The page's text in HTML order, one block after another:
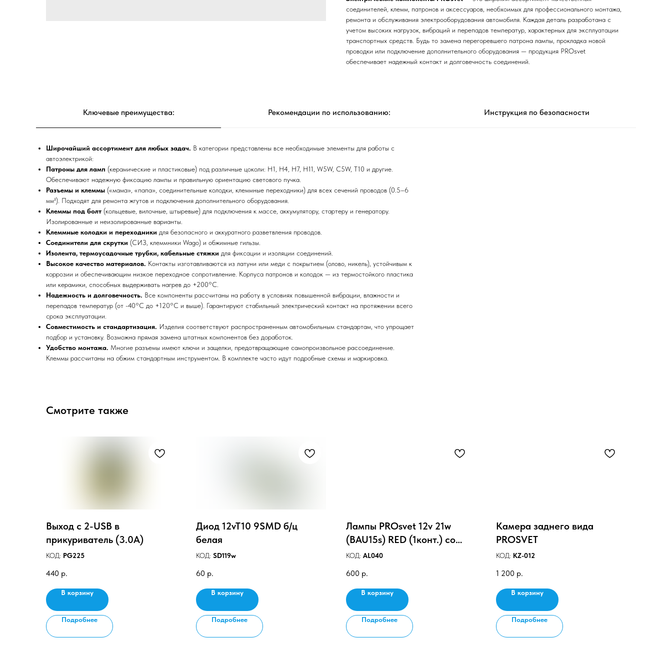
соединителей, клемм, патронов и аксессуаров, необхоимых для профессионального монтажа,
ремонта и обслуживания электрооборудования автомобиля. Каждая деталь разработана с
учетом высоких нагрузок, вибраций и перепадов температур, характерных для эксплуатации
транспортных средств. Будь то замена перегоревшего патрона лампы, прокладка новой
проводки или подключение дополнительного оборудования — продукция PROsvet
обеспечивает надежный контакт и долговечность соединений.
Ключевые преимущества: Рекомендации по использованию: Инструкция по безопасности
Широчайший ассортимент для любых задач. В категории представлены все необходимые элементы для работы с
автоэлектрикой:
Патроны для ламп (керамические и пластиковые) под различные цоколи: H1, H4, H7, H11, W5W, C5W, T10 и другие.
Обеспечивают надежную фиксацию лампы и правильную ориентацию светового пучка.
Разъемы и клеммы («мама», «папа», соединительные колодки, клеммные переходники) для всех сечений проводов (0.5–6
мм²). Подходят для ремонта жгутов и подключения дополнительного оборудования.
Клеммы под болт (кольцевые, вилочные, штыревые) для подключения к массе, аккумулятору, стартеру и генератору.
Изолированные и неизолированные варианты.
Клеммные колодки и переходники для безопасного и аккуратного разветвления проводов.
Соединители для скрутки (СИЗ, клеммники Wago) и обжимные гильзы.
Изолента, термоусадочные трубки, кабельные стяжки для фиксации и изоляции соединений.
Высокое качество материалов. Контакты изготавливаются из латуни или меди с покрытием (олово, никель), устойчивым к
коррозии и обеспечивающим низкое переходное сопротивление. Корпуса патронов и колодок — из термостойкого пластика
или керамики, способных выдерживать нагрев до +200°C.
Надежность и долговечность. Все компоненты рассчитаны на работу в условиях повышенной вибрации, влажности и
перепадов температур (от -40°C до +120°C и выше). Гарантируют стабильный электрический контакт на протяжении всего
срока эксплуатации.
Совместимость и стандартизация. Изделия соответствуют распространенным автомобильным стандартам, что упрощает
подбор и установку. Возможна прямая замена штатных компонентов без доработок.
Удобство монтажа. Многие разъемы имеют ключи и защелки, предотвращающие самопроизвольное рассоединение.
Клеммы рассчитаны на обжим стандартным инструментом. В комплекте часто идут подробные схемы и маркировка.
Смотрите также
Выход с 2-USB в
прикуриватель (3.0А)
КОД: PG225
440 р.
В корзину
Подробнее
Диод 12vT10 9SMD б/ц
белая
КОД: SD119w
60 р.
В корзину
Подробнее
Лампы PROsvet 12v 21w
(BAU15s) RED (1конт.) со
смещ. цок.
КОД: AL040
600 р.
В корзину
Подробнее
Камера заднего вида
PROSVET
КОД: KZ-012
1 200 р.
В корзину
Подробнее